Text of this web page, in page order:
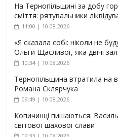
На Тернопільщині за добу
сміття: рятувальники
11:00 | 10.08.2026
«Я сказала собі: ніколи не
Ольги Щасливої, яка двічі
10:34 | 10.08.2026
Тернопільщина втратила на
Романа Склярчука
09:49 | 10.08.2026
Копичинці пишаються:
світової шахової слави